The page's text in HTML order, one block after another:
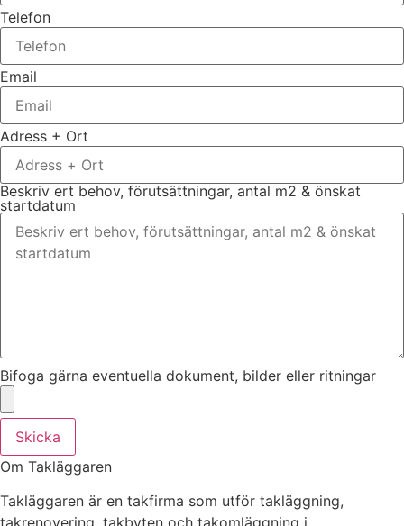
Telefon
Email
Adress + Ort
Beskriv ert behov, förutsättningar, antal m2 & önskat
startdatum
Bifoga gärna eventuella dokument, bilder eller ritningar
Skicka
Om Takläggaren
Takläggaren är en takfirma som utför takläggning,
takrenovering, takbyten och takomläggning i